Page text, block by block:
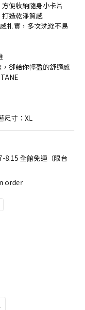
便收納隨身小卡片
造乾淨質感
扎實，多次洗滌不易
卻給你輕盈的舒適感
尺寸：XL
8.15 全館免運（限台
order